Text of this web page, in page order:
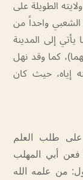
الطويلة على
الشعبي واحداً من
إلى المدينة
كما وقد نهل
إياه، حيث كان
طلب العلم
فعن أبي المهلب
من علمه الله